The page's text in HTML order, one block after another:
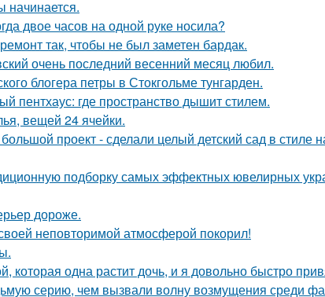
двое часов на одной руке носила?
так, чтобы не был заметен бардак.
очень последний весенний месяц любил.
блогера петры в Стокгольме тунгарден.
пентхаус: где пространство дышит стилем.
вещей 24 ячейки.
проект - сделали целый детский сад в стиле
подборку самых эффектных ювелирных
дороже.
неповторимой атмосферой покорил!
которая одна растит дочь, и я довольно быстро
серию, чем вызвали волну возмущения среди